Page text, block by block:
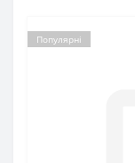
Популярні